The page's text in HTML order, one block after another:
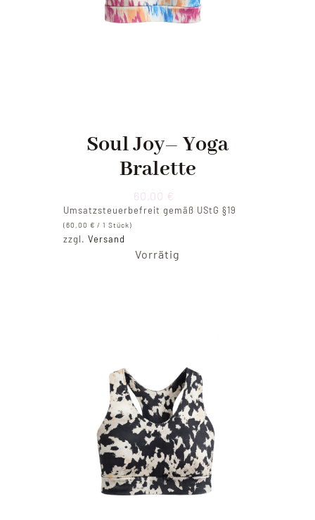
Soul Joy– Yoga
Bralette
60,00 €
Umsatzsteuerbefreit gemäß UStG §19
(60,00€ / 1 Stück)
zzgl.Versand
Vorrätig